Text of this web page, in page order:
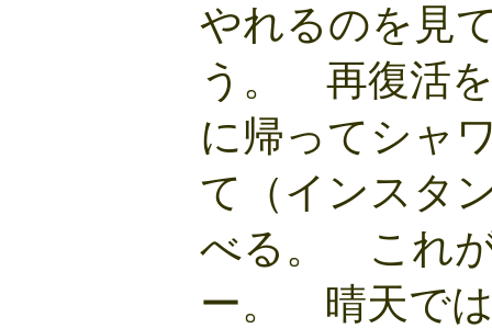
やれるのを見
う。 再復活
に帰ってシャ
て（インスタ
べる。 これ
ー。 晴天で